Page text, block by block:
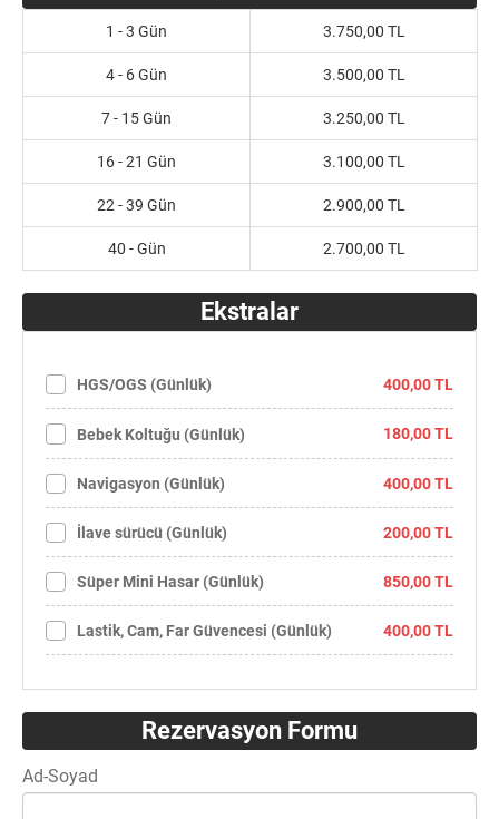
1 - 3 Gün 3.750,00 TL
4 - 6 Gün 3.500,00 TL
7 - 15 Gün 3.250,00 TL
16 - 21 Gün 3.100,00 TL
22 - 39 Gün 2.900,00 TL
40 - Gün 2.700,00 TL
Ekstralar
HGS/OGS (Günlük) 400,00 TL
Bebek Koltuğu (Günlük) 180,00 TL
Navigasyon (Günlük) 400,00 TL
İlave sürücü (Günlük) 200,00 TL
Süper Mini Hasar (Günlük) 850,00 TL
Lastik, Cam, Far Güvencesi (Günlük) 400,00 TL
Rezervasyon Formu
Ad-Soyad